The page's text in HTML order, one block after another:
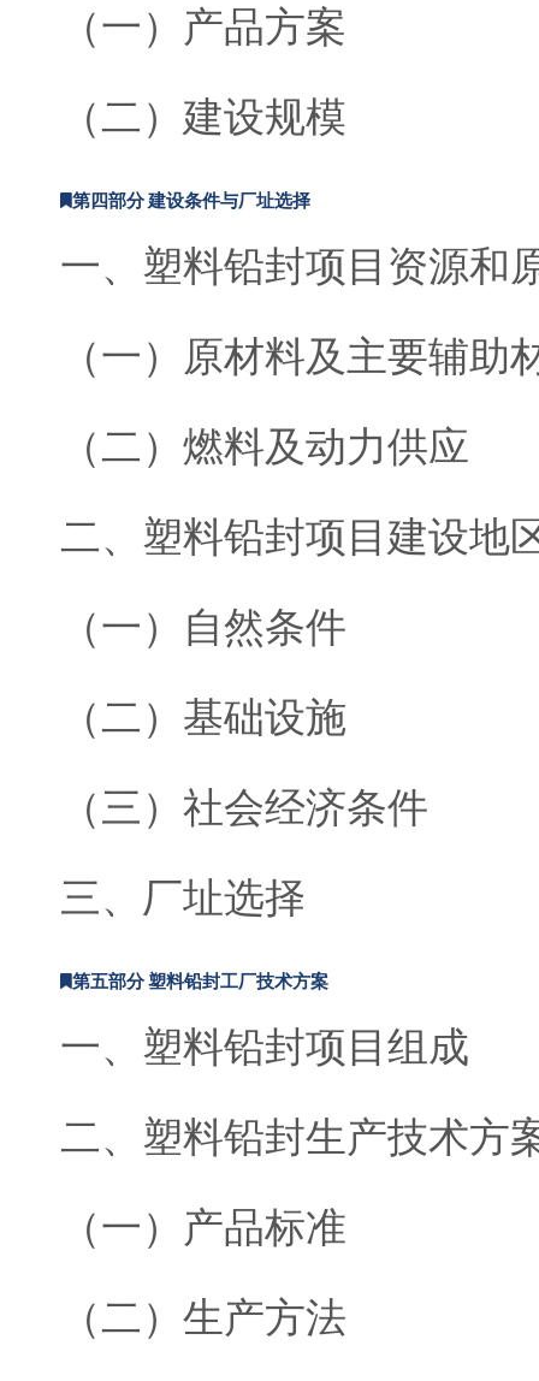
（一）产品方案
（二）建设规模
第四部分 建设条件与厂址选择
一、塑料铅封项目资源和
（一）原材料及主要辅助
（二）燃料及动力供应
二、塑料铅封项目建设地
（一）自然条件
（二）基础设施
（三）社会经济条件
三、厂址选择
第五部分 塑料铅封工厂技术方案
一、塑料铅封项目组成
二、塑料铅封生产技术方
（一）产品标准
（二）生产方法